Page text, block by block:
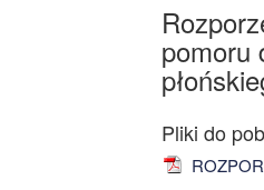
pomoru